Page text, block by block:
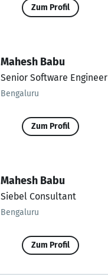
Zum Profil
Mahesh Babu
Senior Software Engineer
Bengaluru
Zum Profil
Mahesh Babu
Siebel Consultant
Bengaluru
Zum Profil